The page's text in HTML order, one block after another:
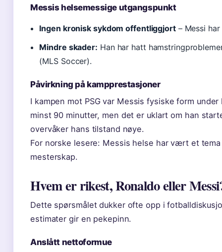
Messis helsemessige utgangspunkt
Ingen kronisk sykdom offentliggjort– Messi
Mindre skader: Han har hatt
(MLS Soccer).
Påvirkning på kampprestasjoner
I kampen mot PSG var Messis fysiske form
minst 90 minutter, men det er uklart om han
overvåker hans tilstand nøye.
For norske lesere: Messis helse har vært et
mesterskap.
Hvem er rikest, Ronaldo eller
Dette spørsmålet dukker ofte opp i
estimater gir en pekepinn.
Anslått nettoformue